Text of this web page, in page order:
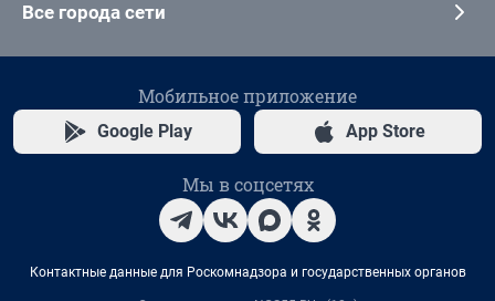
Все города сети
Мобильное приложение
Google Play App Store
Мы в соцсетях
Контактные данные для Роскомнадзора и государственных органов